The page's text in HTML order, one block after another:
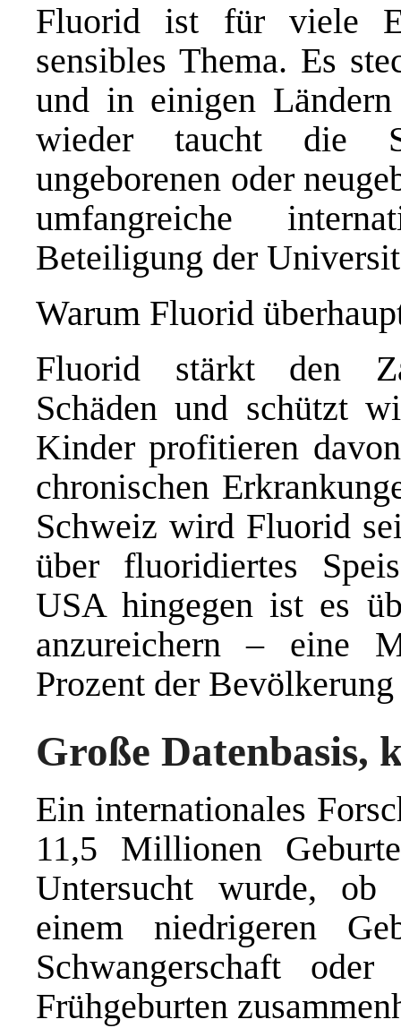
Fluorid ist für viele
sensibles Thema. Es
und in einigen
wieder taucht die
ungeborenen oder
umfangreiche
Beteiligung der
Warum Fluorid
Fluorid stärkt den
Schäden und schützt
Kinder profitieren
chronischen
Schweiz wird Fluorid
über fluoridiertes
USA hingegen ist es
anzureichern – eine
Prozent der
Große Datenbasis,
Ein internationales
11,5 Millionen
Untersucht wurde,
einem niedrigeren
Schwangerschaft
Frühgeburten